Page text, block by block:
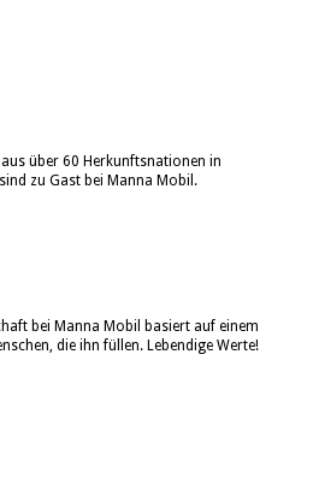
aus über 60 Herkunftsnationen in
zu Gast bei Manna Mobil.
bei Manna Mobil basiert auf einem
die ihn füllen. Lebendige Werte!